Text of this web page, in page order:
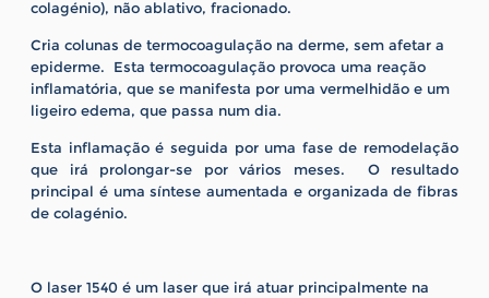
colagénio), não ablativo, fracionado.
Cria colunas de termocoagulação na derme, sem afetar a
epiderme. Esta termocoagulação provoca uma reação
inflamatória, que se manifesta por uma vermelhidão e um
ligeiro edema, que passa num dia.
Esta inflamação é seguida por uma fase de remodelação
que irá prolongar-se por vários meses. O resultado
principal é uma síntese aumentada e organizada de fibras
de colagénio.
O laser 1540 é um laser que irá atuar principalmente na